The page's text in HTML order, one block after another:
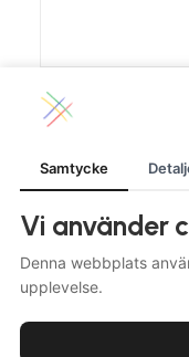
Samtycke
Vi använder
Denna webbplats
upplevelse.
Renskav 500g
©